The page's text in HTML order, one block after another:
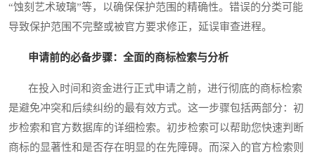
“蚀刻艺术玻璃”等，以确保保护范围的精确性。错误的分类可能
导致保护范围不完整或被官方要求修正，延误审查进程。
申请前的必备步骤：全面的商标检索与分析
在投入时间和资金进行正式申请之前，进行彻底的商标检索
是避免冲突和后续纠纷的最有效方式。这一步骤包括两部分：初
步检索和官方数据库的详细检索。初步检索可以帮助您快速判断
商标的显著性和是否存在明显的在先障碍。而深入的官方检索则